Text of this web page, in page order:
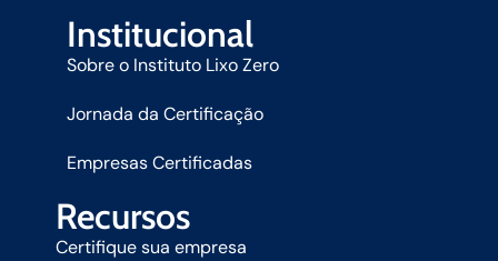
Institucional
Sobre o Instituto Lixo Zero
Jornada da Certificação
Empresas Certificadas
Recursos
Certifique sua empresa